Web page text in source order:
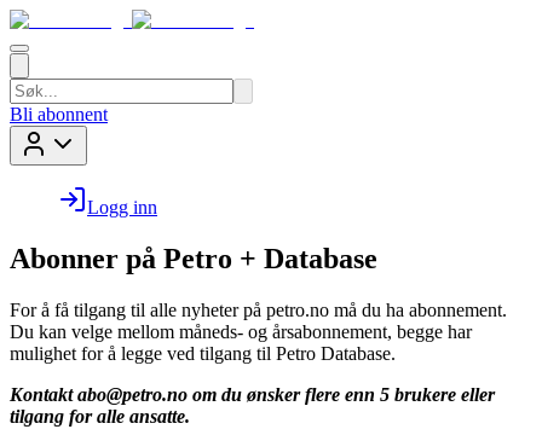
Bli abonnent
Logg inn
Abonner på Petro + Database
For å få tilgang til alle nyheter på petro.no må du ha abonnement.
Du kan velge mellom måneds- og årsabonnement, begge har
mulighet for å legge ved tilgang til Petro Database.
Kontakt abo@petro.no om du ønsker flere enn 5 brukere eller
tilgang for alle ansatte.